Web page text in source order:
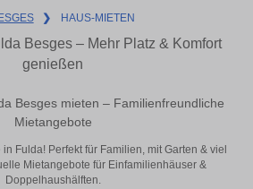
❯ HAUS-MIETEN
Besges – Mehr Platz & Komfort
genießen
Besges mieten – Familienfreundliche
Mietangebote
Fulda! Perfekt für Familien, mit Garten & viel
Mietangebote für Einfamilienhäuser &
Doppelhaushälften.